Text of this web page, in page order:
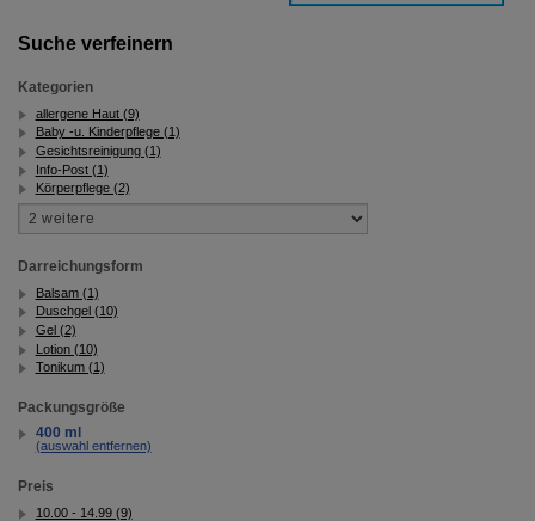
auf unserer Website aber auch die Werbung auf
Drittseiten möglichst relevant für Sie zu gestalten.
Bitte beachten Sie, dass Daten hierfür teilweise an
übertragen werden.
Suche verfeinern
Kategorien
allergene Haut (9)
Baby -u. Kinderpflege (1)
Gesichtsreinigung (1)
Info-Post (1)
Körperpflege (2)
Darreichungsform
Balsam (1)
Duschgel (10)
Gel (2)
Lotion (10)
Tonikum (1)
Packungsgröße
400 ml
(auswahl entfernen)
Preis
10.00 - 14.99 (9)